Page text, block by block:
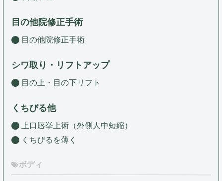
目の他院修正手術
目の他院修正手術
シワ取り・リフトアップ
目の上・目の下リフト
くちびる他
上口唇挙上術（外側人中短縮）
くちびるを薄く
ボディ